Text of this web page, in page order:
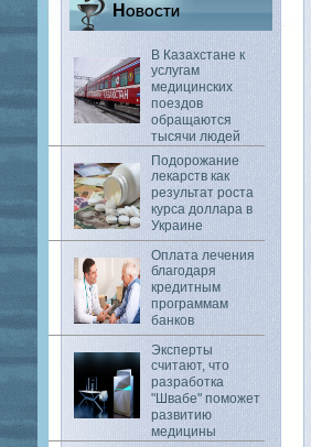
Новости
В Казахстане к
услугам
медицинских
поездов
обращаются
тысячи людей
Подорожание
лекарств как
результат роста
курса доллара в
Украине
Оплата лечения
благодаря
кредитным
программам
банков
Эксперты
считают, что
разработка
"Швабе" поможет
развитию
медицины